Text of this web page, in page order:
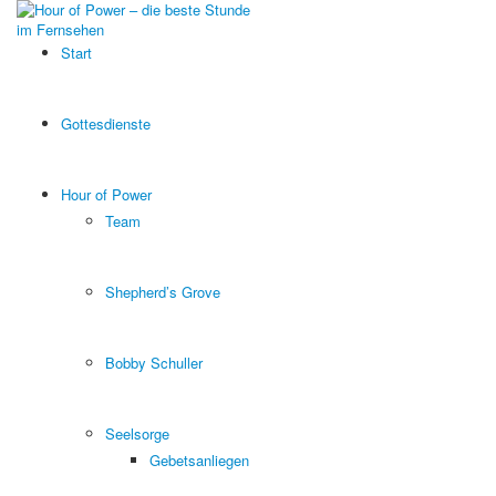
Start
Gottesdienste
Hour of Power
Team
Shepherd’s Grove
Bobby Schuller
Seelsorge
Gebetsanliegen